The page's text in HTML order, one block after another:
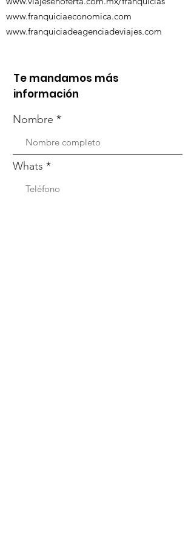
www.franquiciaeconomica.com
www.franquiciadeagenciadeviajes.com
Te mandamos más
información
Nombre
Whats